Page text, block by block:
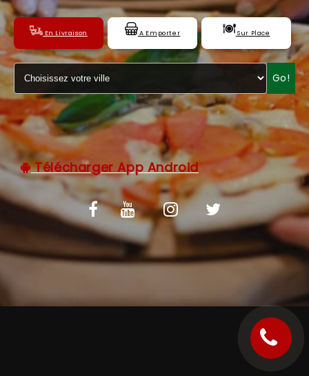
NOTRE RESTAURANT
VOS AVIS
MENTIONS LÉGALES
C.G.V
En Livraison A Emporter Sur Place
Go!
Télécharger App Android